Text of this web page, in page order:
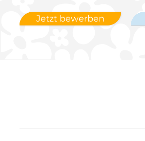
Jetzt bewerben